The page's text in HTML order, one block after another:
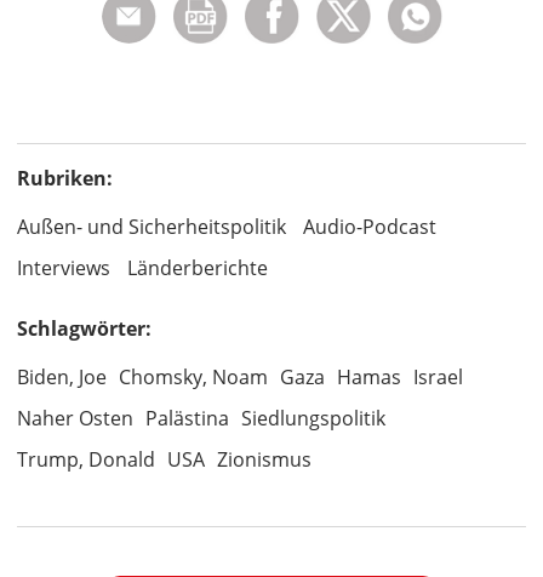
Rubriken:
Außen- und Sicherheitspolitik
Audio-Podcast
Interviews
Länderberichte
Schlagwörter:
Biden, Joe Chomsky, Noam Gaza Hamas Israel
Naher Osten Palästina Siedlungspolitik
Trump, Donald USA Zionismus